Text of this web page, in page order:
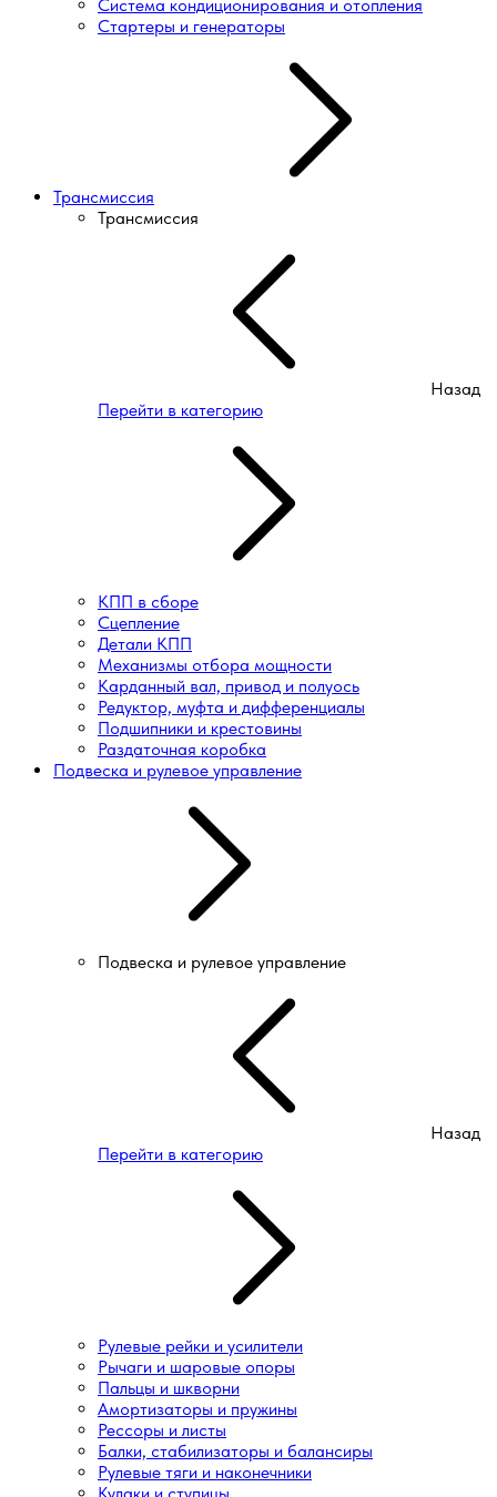
Система кондиционирования и отопления
Стартеры и генераторы
Трансмиссия
Трансмиссия
Назад
Перейти в категорию
КПП в сборе
Сцепление
Детали КПП
Механизмы отбора мощности
Карданный вал, привод и полуось
Редуктор, муфта и дифференциалы
Подшипники и крестовины
Раздаточная коробка
Подвеска и рулевое управление
Подвеска и рулевое управление
Назад
Перейти в категорию
Рулевые рейки и усилители
Рычаги и шаровые опоры
Пальцы и шкворни
Амортизаторы и пружины
Рессоры и листы
Балки, стабилизаторы и балансиры
Рулевые тяги и наконечники